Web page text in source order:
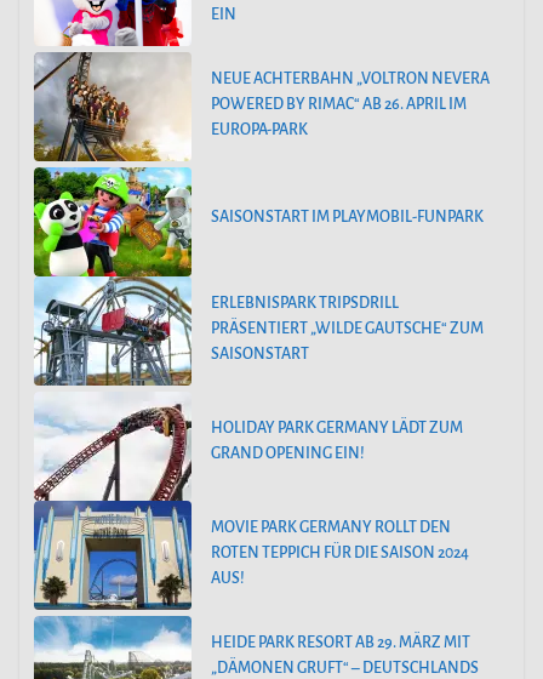
EIN
NEUE ACHTERBAHN „VOLTRON NEVERA
POWERED BY RIMAC“ AB 26. APRIL IM
EUROPA-PARK
SAISONSTART IM PLAYMOBIL-FUNPARK
ERLEBNISPARK TRIPSDRILL
PRÄSENTIERT „WILDE GAUTSCHE“ ZUM
SAISONSTART
HOLIDAY PARK GERMANY LÄDT ZUM
GRAND OPENING EIN!
MOVIE PARK GERMANY ROLLT DEN
ROTEN TEPPICH FÜR DIE SAISON 2024
AUS!
HEIDE PARK RESORT AB 29. MÄRZ MIT
„DÄMONEN GRUFT“ – DEUTSCHLANDS